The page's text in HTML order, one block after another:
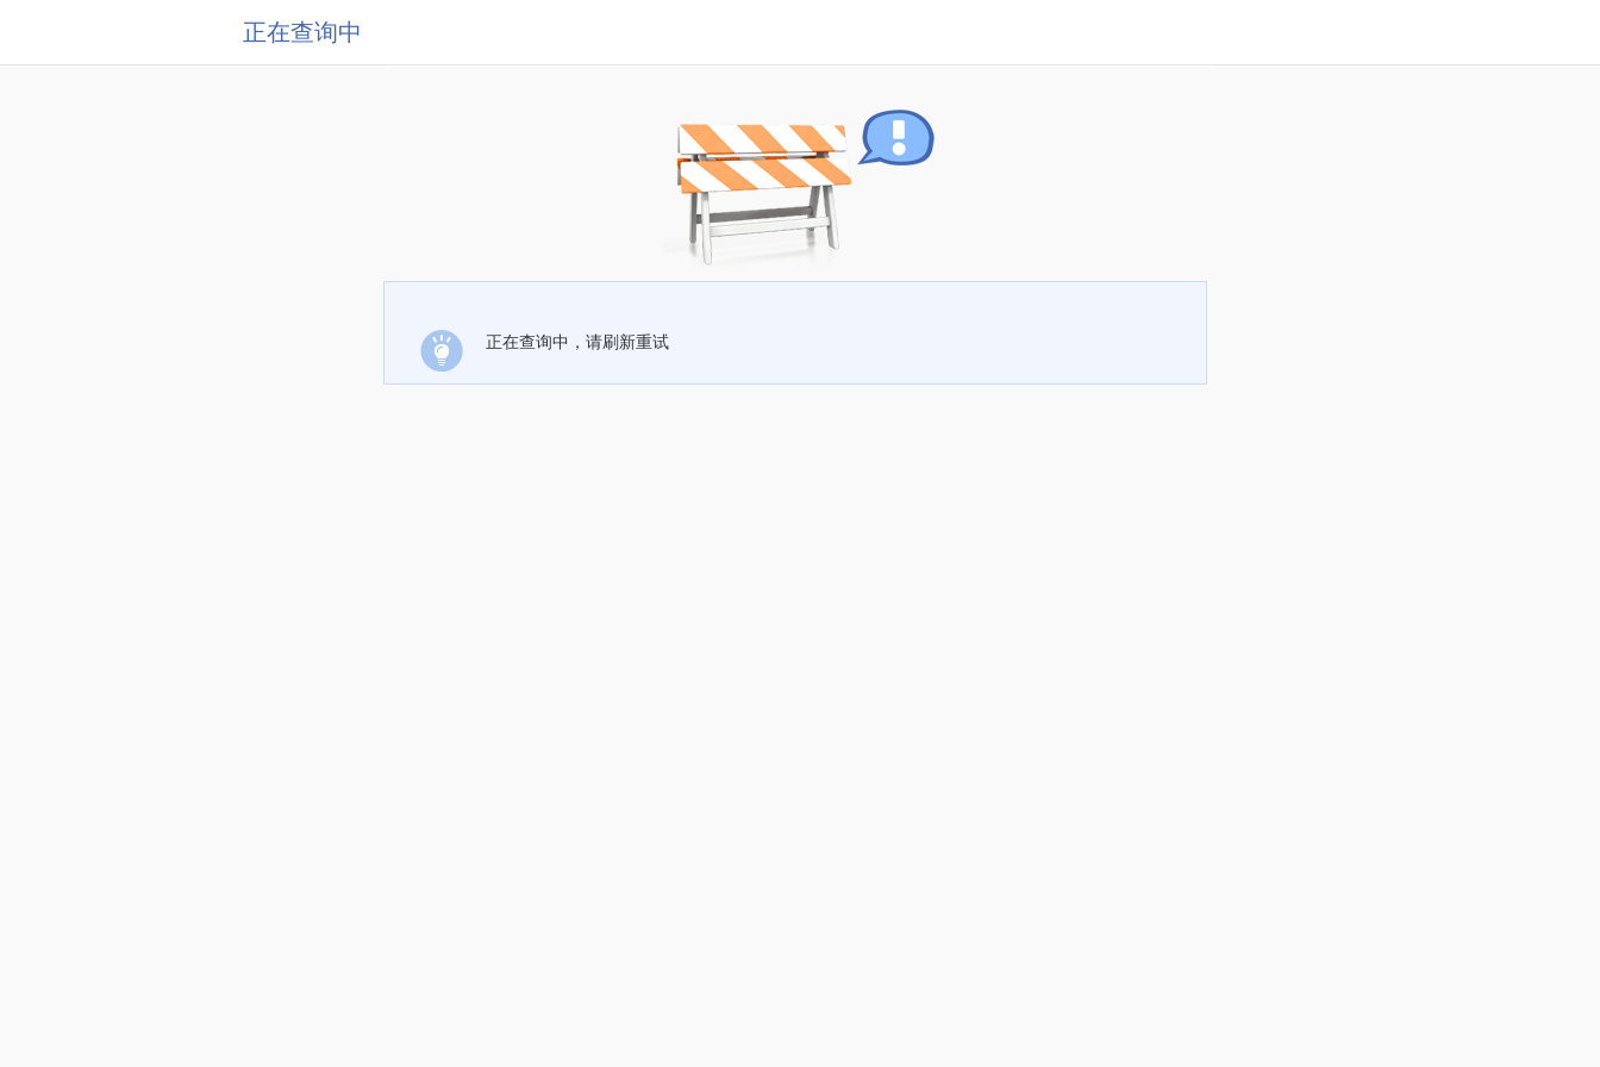
正在查询中
正在查询中，请刷新重试